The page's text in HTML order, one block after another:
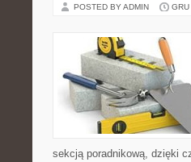
POSTED BY ADMIN
sekcją poradnikową, dzięki